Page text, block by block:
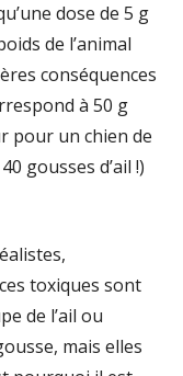
dose de 5 g
de l’animal
conséquences
à 50 g
pour un chien de
gousses d’ail !)
toxiques sont
de l’ail ou
mais elles